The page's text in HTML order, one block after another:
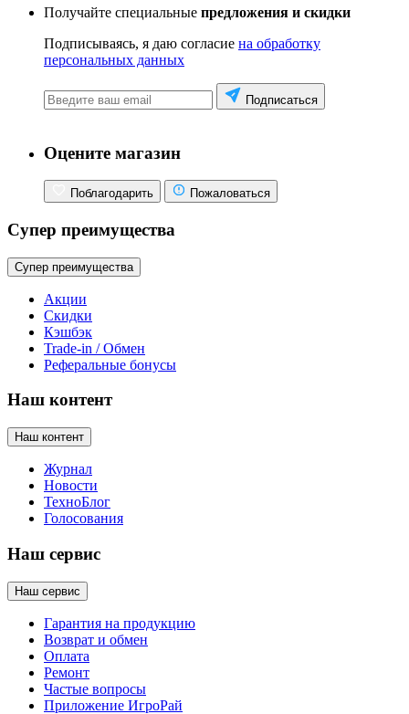
Получайте специальные предложения и скидки
Подписываясь, я даю согласие на обработку
персональных данных
Подписаться
Оцените магазин
Поблагодарить Пожаловаться
Супер преимущества
Супер преимущества
Акции
Скидки
Кэшбэк
Trade-in / Обмен
Реферальные бонусы
Наш контент
Наш контент
Журнал
Новости
ТехноБлог
Голосования
Наш сервис
Наш сервис
Гарантия на продукцию
Возврат и обмен
Оплата
Ремонт
Частые вопросы
Приложение ИгроРай